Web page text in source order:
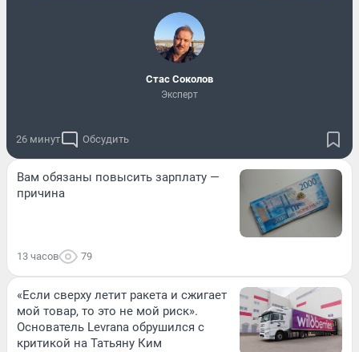
Стас Соколов
Эксперт
26 минут Обсудить
Вам обязаны повысить зарплату —
причина
13 часов 79
«Если сверху летит ракета и сжигает
мой товар, то это не мой риск».
Основатель Levrana обрушился с
критикой на Татьяну Ким